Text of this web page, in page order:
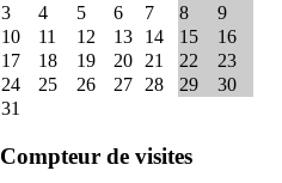
3
4 5 6 7 8
9
10
11 12 13 14 15
16
17
18 19 20 21 22
23
24
25 26 27 28 29
30
31
Compteur de visites